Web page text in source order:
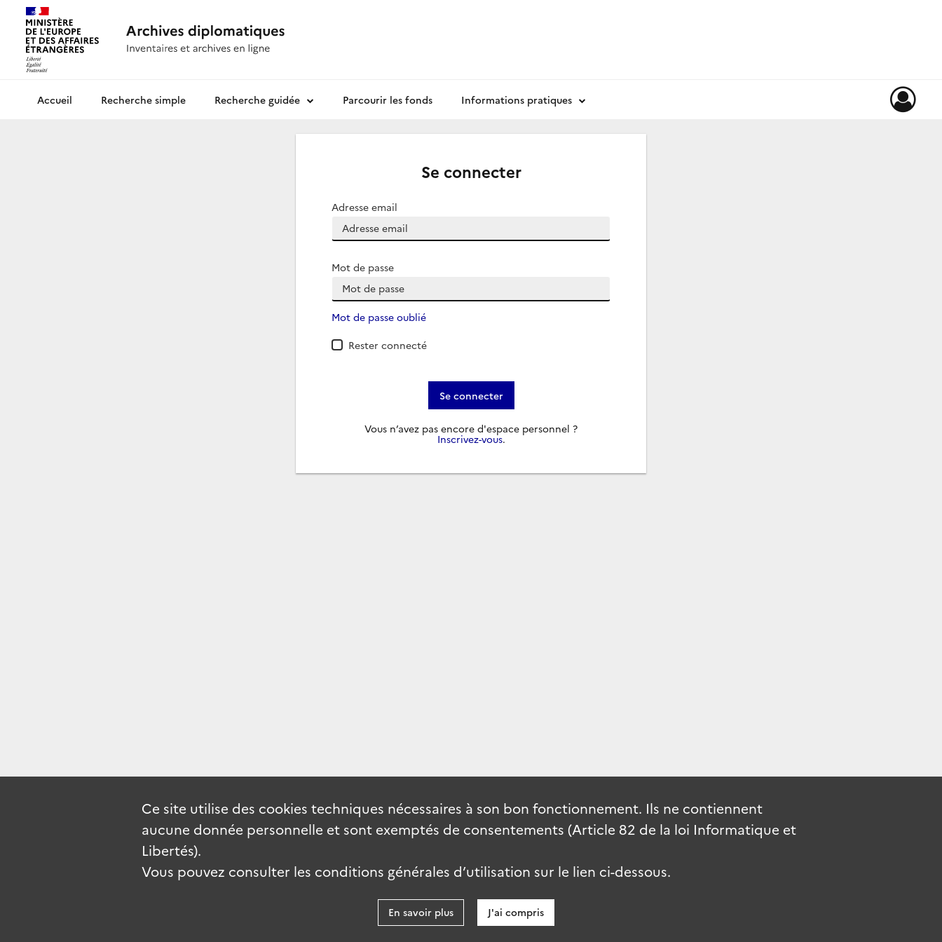
Archives diplomatiquesRecherche simple Recherche guidée Parcourir les fonds Informations pratiques
Se connecter
Adresse email
Mot de passe
Mot de passe oublié
Rester connecté
Se connecter
Vous n’avez pas encore d'espace personnel ?
Inscrivez-vous.
Ce site utilise des cookies techniques nécessaires à son bon fonctionnement. Ils ne contiennent
aucune donnée personnelle et sont exemptés de consentements (Article 82 de la loi Informatique et
Libertés).
Vous pouvez consulter les conditions générales d’utilisation sur le lien ci-dessous.
En savoir plus J'ai compris